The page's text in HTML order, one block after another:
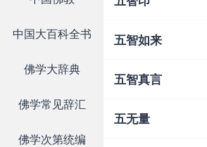
8天前“钱燕青”供敬《观世音菩萨》供
8天前“钱燕青”供敬《观世音菩萨》供
8天前“邓海阳”供敬《地藏王菩萨》供
9天前“钱燕青”供敬《观世音菩萨》供
9天前“钱燕青”供敬《观世音菩萨》供
10天前“钱燕青”供敬《观世音菩萨》
中国大百科全书
佛学大辞典
佛学常见辞汇
佛学次第统编
五智如来
五智真言
五无量